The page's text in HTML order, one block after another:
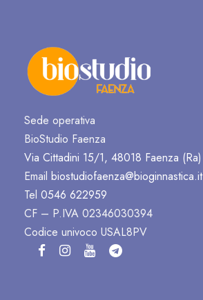
Sede operativa
BioStudio Faenza
Via Cittadini 15/1, 48018 Faenza (Ra)
Email biostudiofaenza@bioginnastica.it
Tel 0546 622959
CF – P.IVA 02346030394
Codice univoco USAL8PV